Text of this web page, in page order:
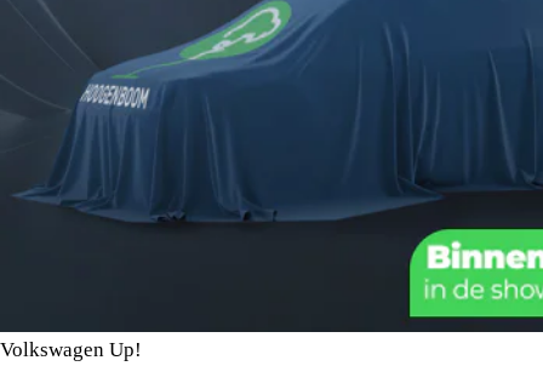
Volkswagen Up!